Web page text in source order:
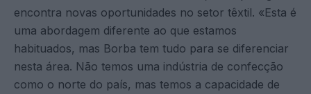
encontra novas oportunidades no setor têxtil. «Esta é
uma abordagem diferente ao que estamos
habituados, mas Borba tem tudo para se diferenciar
nesta área. Não temos uma indústria de confecção
como o norte do país, mas temos a capacidade de